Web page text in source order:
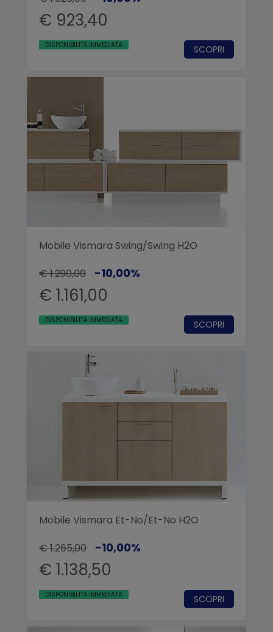
€ 923,40
DISPONIBILITÀ IMMEDIATA SCOPRI
Mobile Vismara Swing/Swing H2O
€ 1.290,00
-10,00%
€ 1.161,00
DISPONIBILITÀ IMMEDIATA SCOPRI
Mobile Vismara Et-No/Et-No H2O
€ 1.265,00
-10,00%
€ 1.138,50
DISPONIBILITÀ IMMEDIATA SCOPRI